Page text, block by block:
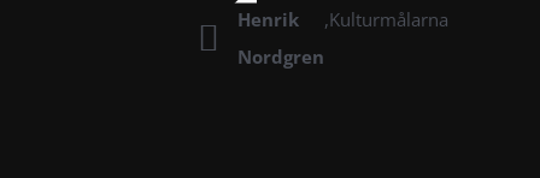
Henrik
Nordgren
,Kulturmålarna